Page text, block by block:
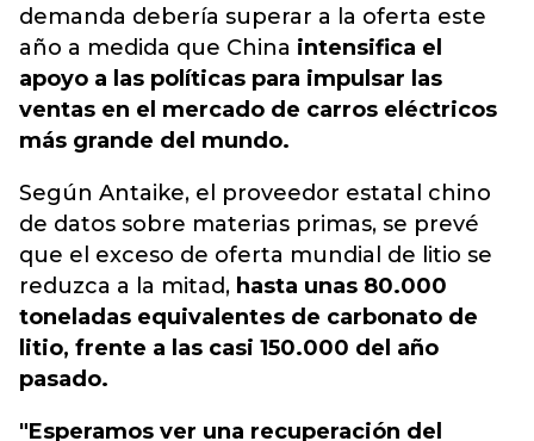
demanda debería superar a la oferta este
año a medida que China intensifica el
apoyo a las políticas para impulsar las
ventas en el mercado de carros eléctricos
más grande del mundo.
Según Antaike, el proveedor estatal chino
de datos sobre materias primas, se prevé
que el exceso de oferta mundial de litio se
reduzca a la mitad, hasta unas 80.000
toneladas equivalentes de carbonato de
litio, frente a las casi 150.000 del año
pasado.
"Esperamos ver una recuperación del